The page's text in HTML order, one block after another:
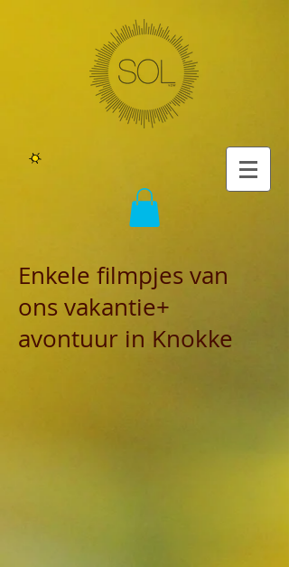
Enkele filmpjes van
ons vakantie+
avontuur in Knokke